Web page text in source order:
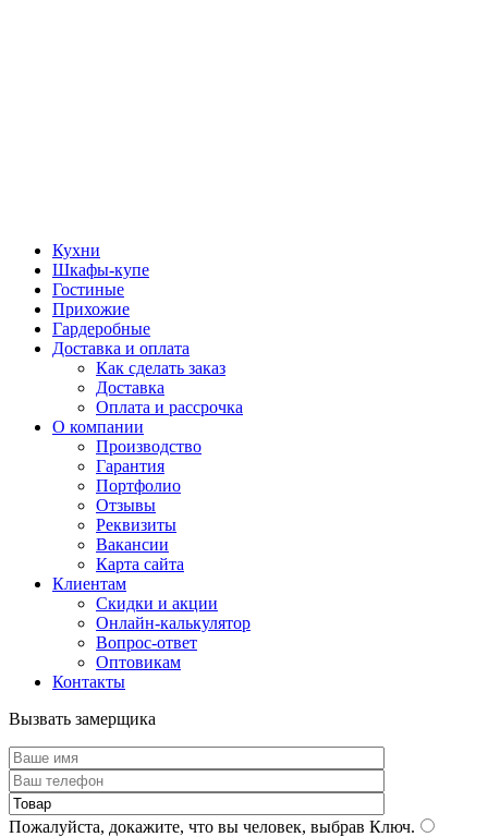
Кухни
Шкафы-купе
Гостиные
Прихожие
Гардеробные
Доставка и оплата
Как сделать заказ
Доставка
Оплата и рассрочка
О компании
Производство
Гарантия
Портфолио
Отзывы
Реквизиты
Вакансии
Карта сайта
Клиентам
Скидки и акции
Онлайн-калькулятор
Вопрос-ответ
Оптовикам
Контакты
Вызвать замерщика
Пожалуйста, докажите, что вы человек, выбрав Ключ.